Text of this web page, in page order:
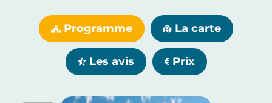
Programme La carte
Les avis Prix